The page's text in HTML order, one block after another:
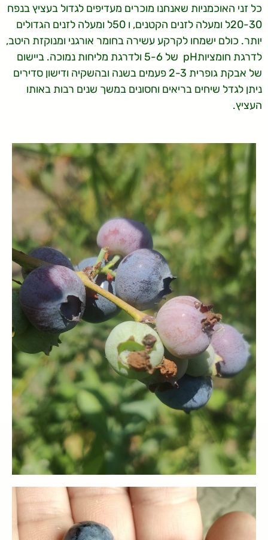
כל זני האוכמניות שאנחנו מוכרים מעדיפים לגדול בעציץ בנפח
20-30ל ומעלה לזנים הקטנים, ו 50ל ומעלה לזנים הגדולים
יותר. כולם ישמחו לקרקע עשירה בחומר אורגני ומנוקזת היטב,
לדרגת חומציותpH של 5-6 ולדרגת מליחות נמוכה. ביישום
של אבקת גופרית 2-3 פעמים בשנה ובהשקיה ודישון סדירים
ניתן לגדל שיחים בריאים וחסונים במשך שנים רבות באותו
העציץ.